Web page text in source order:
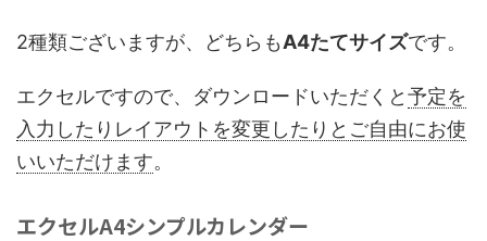
2種類ございますが、どちらもA4たてサイズです。
エクセルですので、ダウンロードいただくと予定を
入力したりレイアウトを変更したりとご自由にお使
いいただけます。
エクセルA4シンプルカレンダー